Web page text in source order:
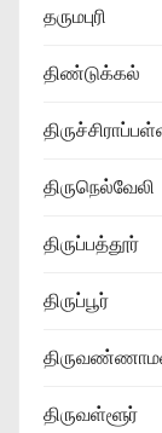
தருமபுரி
திண்டுக்கல்
திருநெல்வேலி
திருப்பத்தூர்
திருப்பூர்
திருவள்ளூர்